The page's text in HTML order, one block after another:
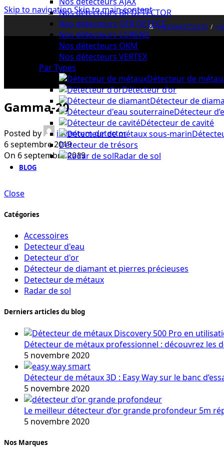
Skip to navigationSkip to main content
&(+33)0643752370/
Nos détecteurs BR DETECTOR
Nos détecteurs GER DETECT
Nos détecteurs LORENZ
Nos détecteurs OKM
Nos détecteurs VERTEX
Par Types
Détecteur de
Détecteur d’or
Détecteur de
Détecteur
Détecteur de cavité
Détecteur de trésors
Radar de sol
BLOG
Gamma-20
Posted by
inventum detector
6 septembre 2019
On 6 septembre 2019
Close
Catégories
Accessoires
Detecteur d'eau
Detecteur d'or
Détecteur de diamant et pierres précieuses
Detecteur de métaux
Radar de sol
Derniers articles du blog
Détecteur de métaux professionnel : découvrez les
5 novembre 2020
Détecteur de métaux 3D : Easy Way sur le banc
5 novembre 2020
Le meilleur détecteur d’or grande profondeur 5m
5 novembre 2020
Nos Marques